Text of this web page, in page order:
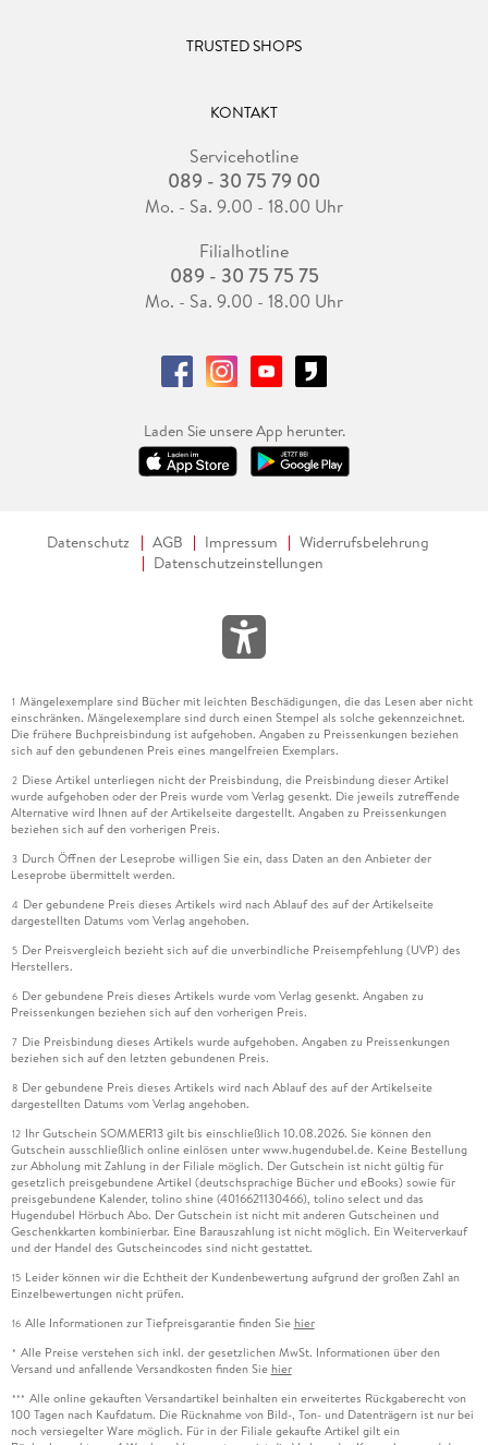
TRUSTED SHOPS
KONTAKT
Servicehotline
089 - 30 75 79 00
Mo. - Sa. 9.00 - 18.00 Uhr
Filialhotline
089 - 30 75 75 75
Mo. - Sa. 9.00 - 18.00 Uhr
Laden Sie unsere App herunter.
Datenschutz AGB Impressum
Widerrufsbelehrung
Datenschutzeinstellungen
1 Mängelexemplare sind Bücher mit leichten Beschädigungen, die das Lesen aber nicht
einschränken. Mängelexemplare sind durch einen Stempel als solche gekennzeichnet.
Die frühere Buchpreisbindung ist aufgehoben. Angaben zu Preissenkungen beziehen
sich auf den gebundenen Preis eines mangelfreien Exemplars.
2 Diese Artikel unterliegen nicht der Preisbindung, die Preisbindung dieser Artikel
wurde aufgehoben oder der Preis wurde vom Verlag gesenkt. Die jeweils zutreffende
Alternative wird Ihnen auf der Artikelseite dargestellt. Angaben zu Preissenkungen
beziehen sich auf den vorherigen Preis.
3 Durch Öffnen der Leseprobe willigen Sie ein, dass Daten an den Anbieter der
Leseprobe übermittelt werden.
4 Der gebundene Preis dieses Artikels wird nach Ablauf des auf der Artikelseite
dargestellten Datums vom Verlag angehoben.
5 Der Preisvergleich bezieht sich auf die unverbindliche Preisempfehlung (UVP) des
Herstellers.
6 Der gebundene Preis dieses Artikels wurde vom Verlag gesenkt. Angaben zu
Preissenkungen beziehen sich auf den vorherigen Preis.
7 Die Preisbindung dieses Artikels wurde aufgehoben. Angaben zu Preissenkungen
beziehen sich auf den letzten gebundenen Preis.
8 Der gebundene Preis dieses Artikels wird nach Ablauf des auf der Artikelseite
dargestellten Datums vom Verlag angehoben.
12 Ihr Gutschein SOMMER13 gilt bis einschließlich 10.08.2026. Sie können den
Gutschein ausschließlich online einlösen unter www.hugendubel.de. Keine Bestellung
zur Abholung mit Zahlung in der Filiale möglich. Der Gutschein ist nicht gültig für
gesetzlich preisgebundene Artikel (deutschsprachige Bücher und eBooks) sowie für
preisgebundene Kalender, tolino shine (4016621130466), tolino select und das
Hugendubel Hörbuch Abo. Der Gutschein ist nicht mit anderen Gutscheinen und
Geschenkkarten kombinierbar. Eine Barauszahlung ist nicht möglich. Ein Weiterverkauf
und der Handel des Gutscheincodes sind nicht gestattet.
15 Leider können wir die Echtheit der Kundenbewertung aufgrund der großen Zahl an
Einzelbewertungen nicht prüfen.
16 Alle Informationen zur Tiefpreisgarantie finden Sie hier
* Alle Preise verstehen sich inkl. der gesetzlichen MwSt. Informationen über den
Versand und anfallende Versandkosten finden Sie hier
*** Alle online gekauften Versandartikel beinhalten ein erweitertes Rückgaberecht von
100 Tagen nach Kaufdatum. Die Rücknahme von Bild-, Ton- und Datenträgern ist nur bei
noch versiegelter Ware möglich. Für in der Filiale gekaufte Artikel gilt ein